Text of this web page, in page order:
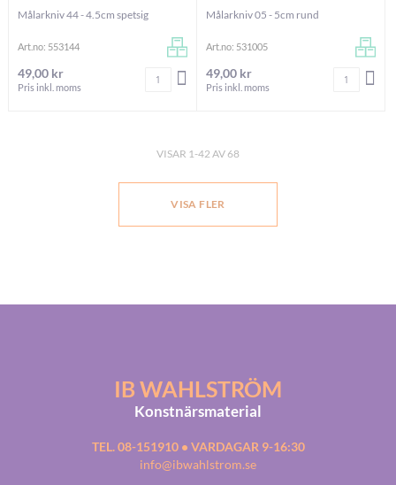
Målarkniv 44 - 4.5cm spetsig
Art.no: 553144
49,00 kr
Pris inkl. moms
Antal LÄGG I VARUKORGEN
Målarkniv 05 - 5cm rund
Art.no: 531005
49,00 kr
Pris inkl. moms
Antal
VISAR 1-42 AV 68
VISA FLER
IB WAHLSTRÖM
Konstnärsmaterial
TEL. 08-151910 • VARDAGAR 9-16:30
info@ibwahlstrom.se